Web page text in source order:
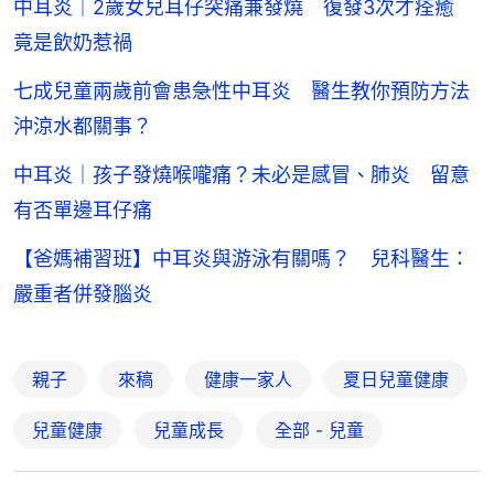
中耳炎｜2歲女兒耳仔突痛兼發燒 復發3次才痊癒
竟是飲奶惹禍
七成兒童兩歲前會患急性中耳炎 醫生教你預防方法
沖涼水都關事？
中耳炎｜孩子發燒喉嚨痛？未必是感冒、肺炎 留意
有否單邊耳仔痛
【爸媽補習班】中耳炎與游泳有關嗎？ 兒科醫生：
嚴重者併發腦炎
親子 來稿 健康一家人 夏日兒童健康
兒童健康 兒童成長 全部 - 兒童